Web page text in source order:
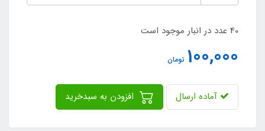
40 عدد در انبار موجود است
100,000 تومان
آماده ارسال